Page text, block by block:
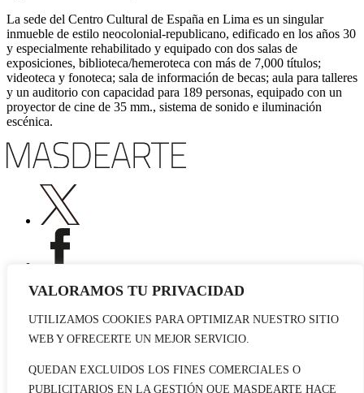
VALORAMOS TU PRIVACIDAD
UTILIZAMOS COOKIES PARA OPTIMIZAR NUESTRO SITIO
WEB Y OFRECERTE UN MEJOR SERVICIO.
QUEDAN EXCLUIDOS LOS FINES COMERCIALES O
PUBLICITARIOS EN LA GESTIÓN QUE MASDEARTE HACE
La sede del Centro Cultural de España en Lima es un singular
inmueble de estilo neocolonial-republicano, edificado en los años 30
y especialmente rehabilitado y equipado con dos salas de
exposiciones, biblioteca/hemeroteca con más de 7,000 títulos;
videoteca y fonoteca; sala de información de becas; aula para talleres
y un auditorio con capacidad para 189 personas, equipado con un
proyector de cine de 35 mm., sistema de sonido e iluminación
escénica.
Publicidad
Contacto